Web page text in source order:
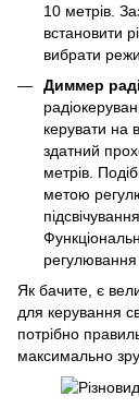
10 метрів.
встановити
вибрати
Диммер
керувати на
здатний
метрів.
метою
регулювання
Як бачите, є
для керування
потрібно
максимально